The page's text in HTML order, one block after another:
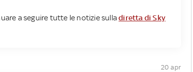
a seguire tutte le notizie sulladiretta di Sky
20 apr